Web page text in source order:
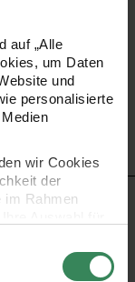
auf „Alle
um Daten
und
personalisierte
wir Cookies
der
im Rahmen
über den
Verpackung bitte